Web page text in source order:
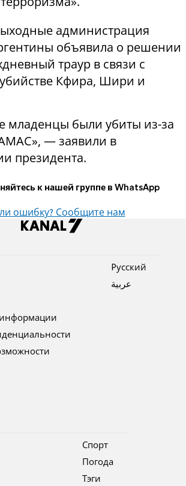
администрация
объявила о решении
траур в связи с
Кфира, Шири и
младенцы были убиты из-за
— заявили в
президента.
к нашей группе в WhatsApp
ошибку? Сообщите нам
Pусский
عربية
Спорт
Погода
Тэги